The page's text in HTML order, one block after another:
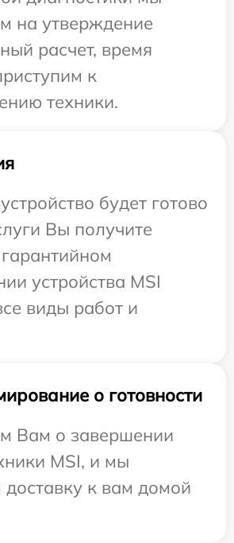
на утверждение
расчет, время
к
техники.
будет готово
Вы получите
устройства MSI
виды работ и
о готовности
Вам о завершении
MSI, и мы
доставку к вам домой